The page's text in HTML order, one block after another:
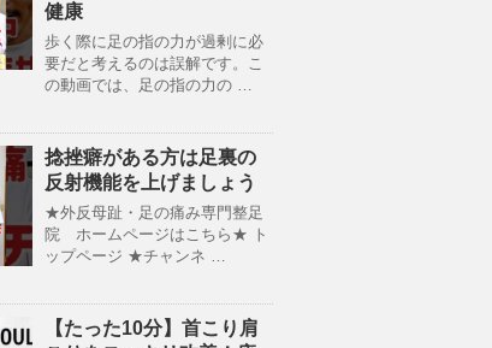
健康
歩く際に足の指の力が過剰に必
要だと考えるのは誤解です。こ
の動画では、足の指の力の …
捻挫癖がある方は足裏の
反射機能を上げましょう
★外反母趾・足の痛み専門整足
院 ホームページはこちら★ ト
ップページ ★チャンネ …
【たった10分】首こり肩